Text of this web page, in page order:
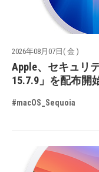
2026年08月07日( 金 )
Apple、セキュリ
15.7.9」を配布開
#macOS_Sequoia